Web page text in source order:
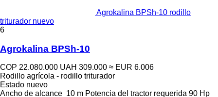
Agrokalina BPSh-10 rodillo
triturador nuevo
6
Agrokalina BPSh-10
COP 22.080.000 UAH 309.000 ≈ EUR 6.006
Rodillo agrícola - rodillo triturador
Estado nuevo
Ancho de alcance 10 m Potencia del tractor requerida 90 Hp